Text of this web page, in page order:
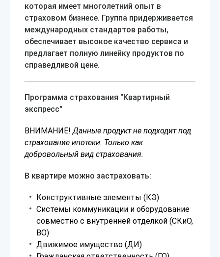
которая имеет многолетний опыт в
страховом бизнесе. Группа придерживается
международных стандартов работы,
обеспечивает высокое качество сервиса и
предлагает полную линейку продуктов по
справедливой цене.
Программа страхования "Квартирный
экспресс"
ВНИМАНИЕ! Данные продукт не подходит под
страхование ипотеки. Только как
добровольный вид страхования.
В квартире можно застраховать:
Конструктивные элементы (КЭ)
Системы коммуникации и оборудование
совместно с внутренней отделкой (СКиО,
ВО)
Движимое имущество (ДИ)